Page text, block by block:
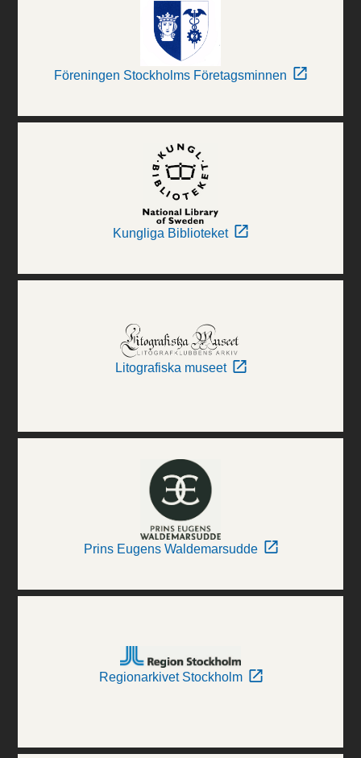
Föreningen Stockholms Företagsminnen
Kungliga Biblioteket
Litografiska museet
Prins Eugens Waldemarsudde
Regionarkivet Stockholm